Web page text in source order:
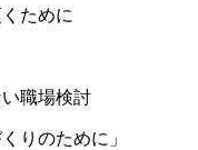
ために
職場検討
りのために」